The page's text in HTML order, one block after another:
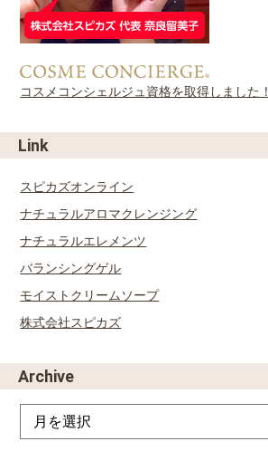
コスメコンシェルジュ資格を取得しました！
Link
スピカズオンライン
ナチュラルアロマクレンジング
ナチュラルエレメンツ
バランシングゲル
モイストクリームソープ
株式会社スピカズ
Archive